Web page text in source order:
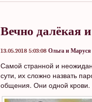
Вечно далёкая
13.05.2018 5:03:08 Ольга и Маруся
Самой странной и
сути, их сложно назвать
общения. Они одной крови.